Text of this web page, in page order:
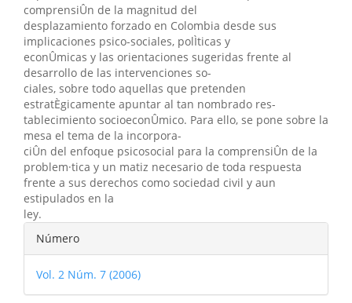
comprensiÛn de la magnitud del
desplazamiento forzado en Colombia desde sus
implicaciones psico-sociales, polÌticas y
econÛmicas y las orientaciones sugeridas frente al
desarrollo de las intervenciones so-
ciales, sobre todo aquellas que pretenden
estratÈgicamente apuntar al tan nombrado res-
tablecimiento socioeconÛmico. Para ello, se pone sobre la
mesa el tema de la incorpora-
ciÛn del enfoque psicosocial para la comprensiÛn de la
problem·tica y un matiz necesario de toda respuesta
frente a sus derechos como sociedad civil y aun
estipulados en la
ley.
Detalles
del
artículo
Número
Vol. 2 Núm. 7 (2006)